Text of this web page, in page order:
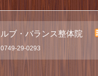
ルブ・バランス整体院
0749-29-0293